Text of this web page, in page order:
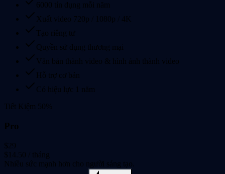
6000 tín dụng mỗi năm
Xuất video 720p / 1080p / 4K
Tạo riêng tư
Quyền sử dụng thương mại
Văn bản thành video & hình ảnh thành video
Hỗ trợ cơ bản
Có hiệu lực 1 năm
Tiết Kiệm 50%
Pro
$29
$14.50
/ tháng
Nhiều sức mạnh hơn cho người sáng tạo.